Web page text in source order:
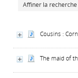
Affiner la recherche
Cousins :
The maid of